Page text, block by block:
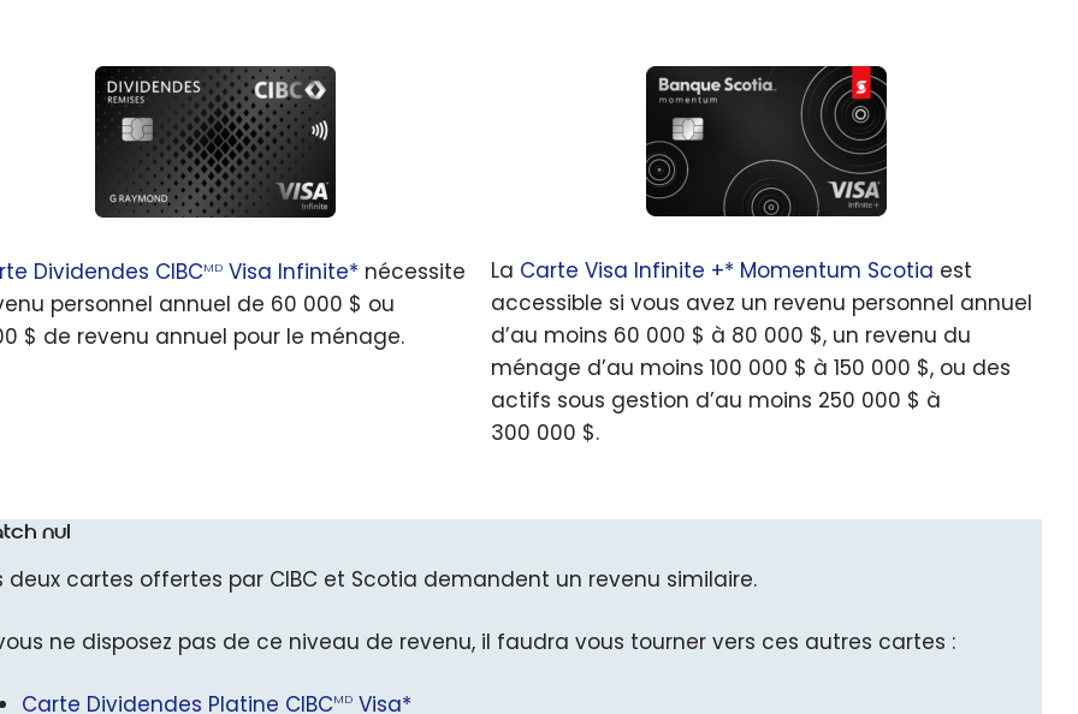
Dividendes CIBCMD Visa Infinite* nécessite
personnel annuel de 60 000 $ ou
$ de revenu annuel pour le ménage.
La Carte Visa Infinite +* Momentum Scotia est
accessible si vous avez un revenu personnel annuel
d’au moins 60 000 $ à 80 000 $, un revenu du
ménage d’au moins 100 000 $ à 150 000 $, ou des
actifs sous gestion d’au moins 250 000 $ à
300 000 $.
nul
deux cartes offertes par CIBC et Scotia demandent un revenu similaire.
ne disposez pas de ce niveau de revenu, il faudra vous tourner vers ces autres cartes :
Carte Dividendes Platine CIBCMD Visa*